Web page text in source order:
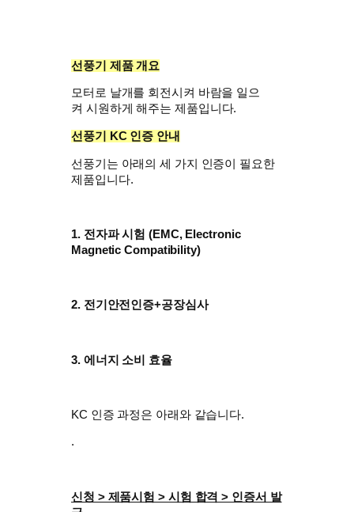
선풍기 제품 개요
모터로 날개를 회전시켜 바람을 일으
켜 시원하게 해주는 제품입니다.
선풍기 KC 인증 안내
선풍기는 아래의 세 가지 인증이 필요한
제품입니다.
1. 전자파 시험 (EMC, Electronic
Magnetic Compatibility)
2. 전기안전인증+공장심사
3. 에너지 소비 효율
KC 인증 과정은 아래와 같습니다.
.
신청 > 제품시험 > 시험 합격 > 인증서 발